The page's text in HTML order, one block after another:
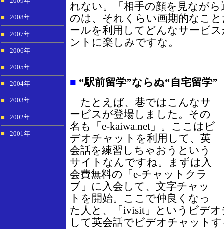
■ 2008年
■ 2007年
■ 2006年
■ 2005年
■ 2004年
■ 2003年
■ 2002年
■ 2001年
れない。「相手の顔を見なが
のは、それくらい画期的なこ
ールを利用してどんなサービ
ントに楽しみですな。
■ “駅前留学”ならぬ“自宅留学”
たとえば、巷ではこんなサ
ービスが登場しました。その
名も「e-kaiwa.net」。ここはビ
デオチャットを利用して、英
会話を練習しちゃおうという
サイトなんですね。まずは入
会費無料の「e-チャットクラ
ブ」に入会して、文字チャッ
トを開始。ここで仲良くなっ
た人と、「ivisit」というビデ
して英会話でビデオチャット